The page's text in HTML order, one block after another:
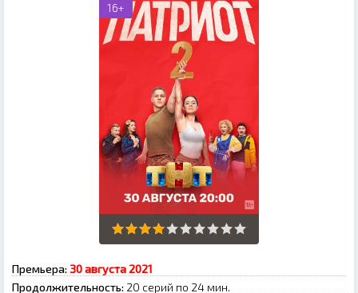
16+
Премьера: З0 aвгуcтa 2021
Продолжительность: 20 серий по 24 мин.